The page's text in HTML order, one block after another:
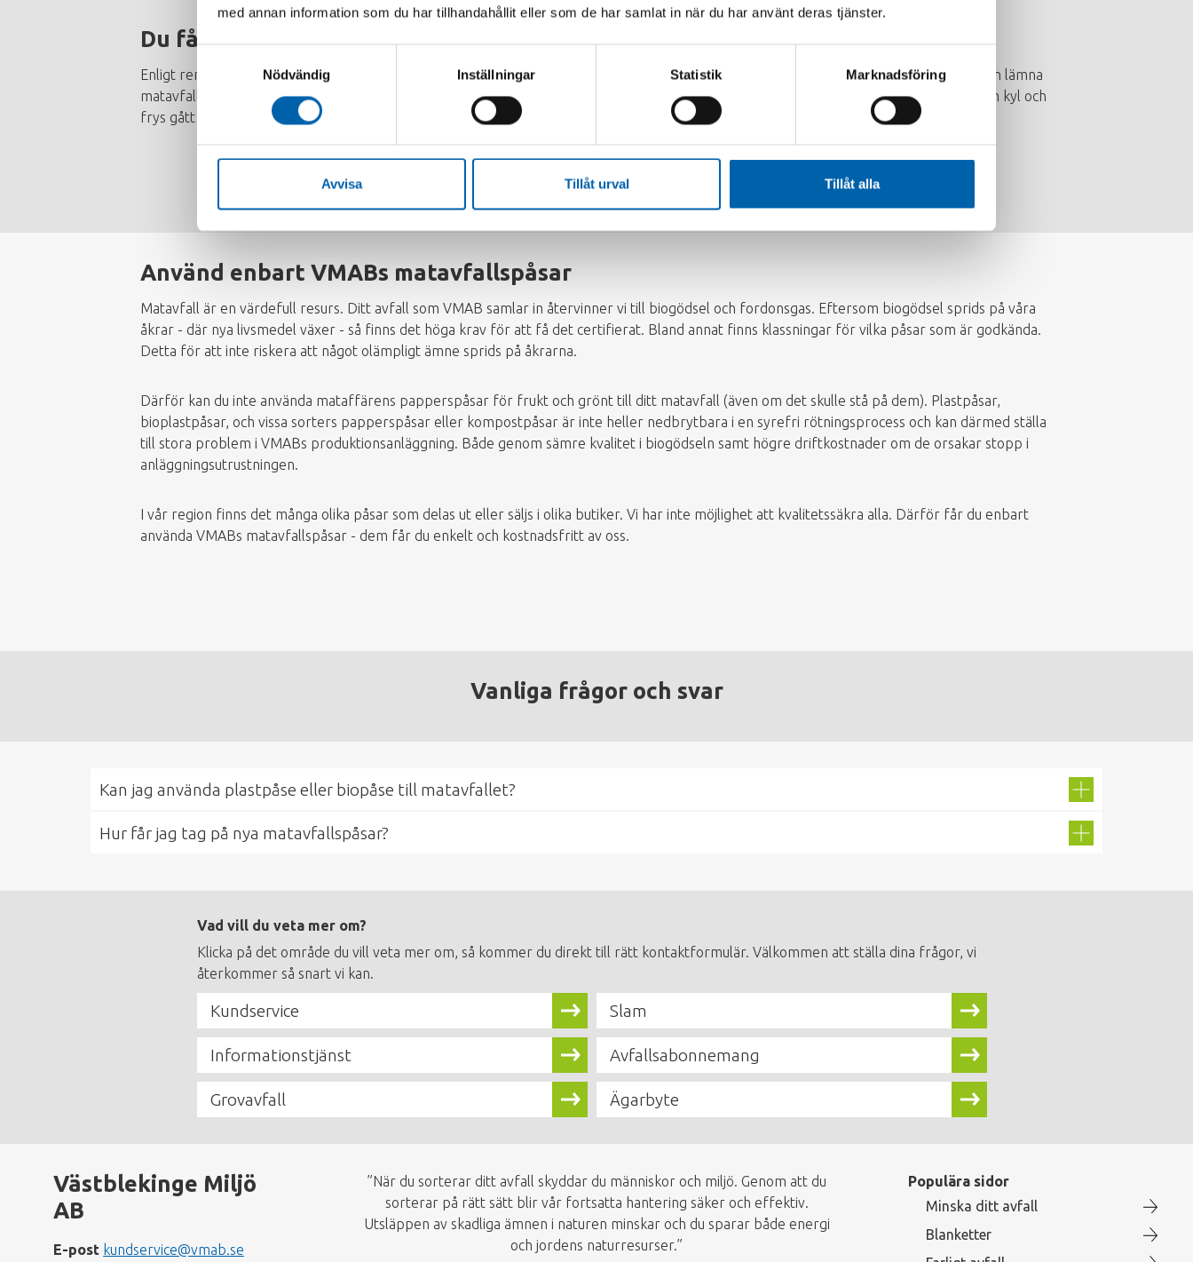
med annan information som du har tillhandahållit eller som de har samlat in när du har använt deras tjänster.
Nödvändig
Inställningar Statistik Marknadsföring
Avvisa Tillåt urval Tillåt alla
Du får inte lämna matavfall på återvinningscentralerna, ÅVC
Enligt renhållningsordningen får enbart den leverantör som är utsedd av kommunen transportera matavfall. Det innebär att du inte kan lämna
matavfall på återvinningscentralerna, utan enbart i ditt kärl hemma. Om du har mycket matavfall, exempelvis efter en fest, eller om din kyl och
frys gått sönder, så kan du istället boka en extra tömning via kundservice.
Använd enbart VMABs matavfallspåsar
Matavfall är en värdefull resurs. Ditt avfall som VMAB samlar in återvinner vi till biogödsel och fordonsgas. Eftersom biogödsel sprids på våra
åkrar - där nya livsmedel växer - så finns det höga krav för att få det certifierat. Bland annat finns klassningar för vilka påsar som är godkända.
Detta för att inte riskera att något olämpligt ämne sprids på åkrarna.
Därför kan du inte använda mataffärens papperspåsar för frukt och grönt till ditt matavfall (även om det skulle stå på dem). Plastpåsar,
bioplastpåsar, och vissa sorters papperspåsar eller kompostpåsar är inte heller nedbrytbara i en syrefri rötningsprocess och kan därmed ställa
till stora problem i VMABs produktionsanläggning. Både genom sämre kvalitet i biogödseln samt högre driftkostnader om de orsakar stopp i
anläggningsutrustningen.
I vår region finns det många olika påsar som delas ut eller säljs i olika butiker. Vi har inte möjlighet att kvalitetssäkra alla. Därför får du enbart
använda VMABs matavfallspåsar - dem får du enkelt och kostnadsfritt av oss.
Vanliga frågor och svar
Kan jag använda plastpåse eller biopåse till matavfallet?
Hur får jag tag på nya matavfallspåsar?
Vad vill du veta mer om?
Klicka på det område du vill veta mer om, så kommer du direkt till rätt kontaktformulär. Välkommen att ställa dina frågor, vi
återkommer så snart vi kan.
Kundservice Slam
Informationstjänst Avfallsabonnemang
Grovavfall Ägarbyte
Västblekinge Miljö
AB
E-post kundservice@vmab.se
”När du sorterar ditt avfall skyddar du människor och miljö. Genom att du
sorterar på rätt sätt blir vår fortsatta hantering säker och effektiv.
Utsläppen av skadliga ämnen i naturen minskar och du sparar både energi
och jordens naturresurser.”
Populära sidor
Minska ditt avfall
Blanketter